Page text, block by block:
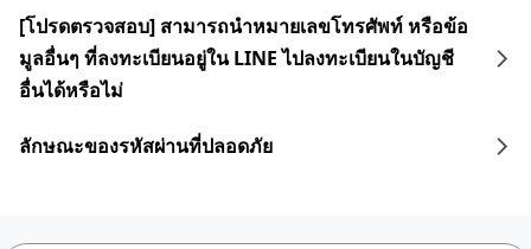
[โปรดตรวจสอบ] สามารถนำหมายเลขโทรศัพท์ หรือข้อ
มูลอื่นๆ ที่ลงทะเบียนอยู่ใน LINE ไปลงทะเบียนในบัญชี
อื่นได้หรือไม่
ลักษณะของรหัสผ่านที่ปลอดภัย